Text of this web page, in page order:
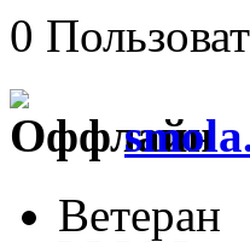
0
Ветеран